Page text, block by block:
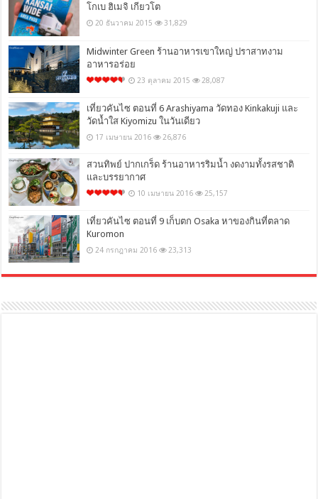
โกเบ ฮิเมจิ เกียวโต
20 ธันวาคม 2015 31,829
Midwinter Green ร้านอาหารเขาใหญ่ ปราสาทงาม
อาหารอร่อย
23 ตุลาคม 2015 28,087
เที่ยวคันไซ ตอนที่ 6 Arashiyama วัดทอง Kinkakuji และ
วัดน้ำใส Kiyomizu ในวันเดียว
17 เมษายน 2016 26,876
สวนทิพย์ ปากเกร็ด ร้านอาหารริมน้ำ งดงามทั้งรสชาติ
และบรรยากาศ
10 เมษายน 2016 25,157
เที่ยวคันไซ ตอนที่ 9 เก็บตก Osaka หาของกินที่ตลาด
Kuromon
24 กรกฎาคม 2016 23,313